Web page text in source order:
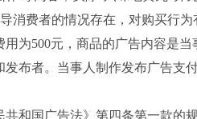
消费者的情况存在，对购买行
为500元，商品的广告内容是当
布者。当事人制作发布广告支
国广告法》第四条第一款的